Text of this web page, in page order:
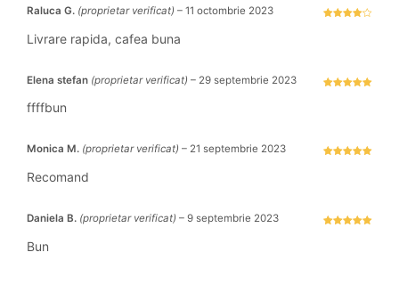
Raluca G. (proprietar verificat) – 11 octombrie 2023
Livrare rapida, cafea buna
Elena stefan (proprietar verificat) – 29 septembrie 2023
ffffbun
Monica M. (proprietar verificat) – 21 septembrie 2023
Recomand
Daniela B. (proprietar verificat) – 9 septembrie 2023
Bun